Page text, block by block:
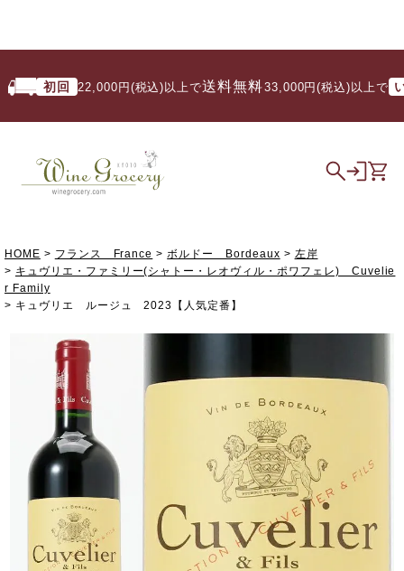
初回 22,000円(税込)以上で送料無料/ 33,000円(税込)以上で いつ
HOME フランス France ボルドー Bordeaux
左岸
キュヴリエ・ファミリー(シャトー・レオヴィル・ポワフェレ) Cuvelie
r Family
キュヴリエ ルージュ 2023【人気定番】